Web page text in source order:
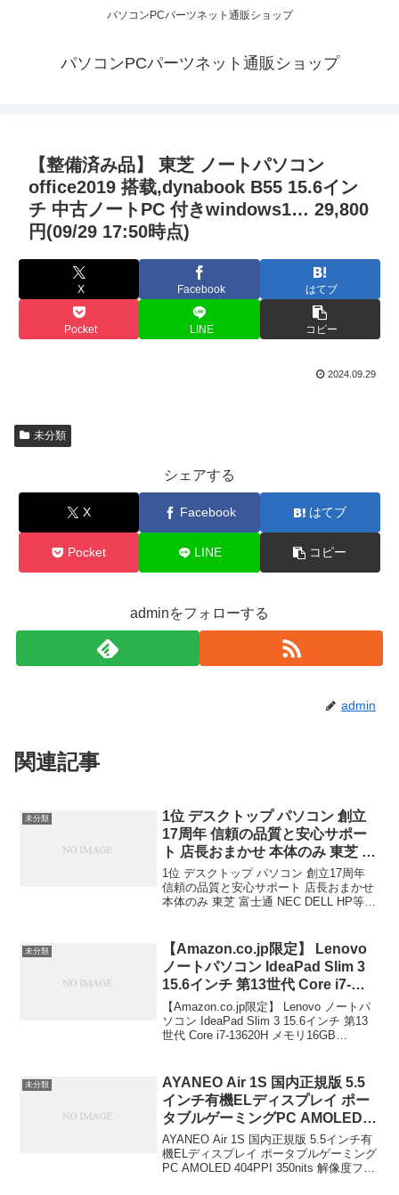
パソコンPCパーツネット通販ショップ
パソコンPCパーツネット通販ショップ
【整備済み品】 東芝 ノートパソコン
office2019 搭载,dynabook B55 15.6イン
チ 中古ノートPC 付きwindows1… 29,800
円(09/29 17:50時点)
X Facebook はてブ
Pocket LINE コピー
2024.09.29
未分類
シェアする
X Facebook はてブ
Pocket LINE コピー
adminをフォローする
admin
関連記事
未分類
1位 デスクトップ パソコン 創立
17周年 信頼の品質と安心サポー
ト 店長おまかせ 本体のみ 東芝 富
士通 NEC DELL HP等 Celeron
メモリ 8GB～4GB SSD 512GB～
128GB DVD Windows11/10/7 セ
プPC パソコン 中古パソコン ビジ
ネス 法人 中古デスクトップ パソ
コン 創立17周年 信頼の品質と安
心サポート 店長おまかせ 本体の
み 東芝 富士通 NEC DELL HP等
Celeron メモリ 8GB～4GB SSD
フト付 デスクトップPC パソコン
中古パソコン ビジネス 法人 中古
1位 デスクトップ パソコン 創立17周年
信頼の品質と安心サポート 店長おまかせ
本体のみ 東芝 富士通 NEC DELL HP等
未分類
【Amazon.co.jp限定】 Lenovo
ノートパソコン IdeaPad Slim 3
15.6インチ 第13世代 Core i7-
13620H メモリ16GB SSD512GB
MS Office 2021搭載 Windows11
バッテリー駆動13.9時間 重量
83EM00ABJP Lenovo
￥141,020
【Amazon.co.jp限定】 Lenovo ノートパ
ソコン IdeaPad Slim 3 15.6インチ 第13
世代 Core i7-13620H メモリ16GB
未分類
AYANEO Air 1S 国内正規版 5.5
インチ有機ELディスプレイ ポー
タブルゲーミングPC AMOLED
404PPI 350nits 解像度フル
HD1920ｘ1080 タッチパネル 指
紋認証 ジャイロセンサー 振動機
AYANEO Air 1S 国内正規版 5.5インチ有
機ELディスプレイ ポータブルゲーミング
PC AMOLED 404PPI 350nits 解像度フル